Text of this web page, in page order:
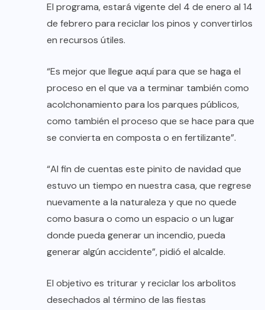
El programa, estará vigente del 4 de enero al 14
de febrero para reciclar los pinos y convertirlos
en recursos útiles.
“Es mejor que llegue aquí para que se haga el
proceso en el que va a terminar también como
acolchonamiento para los parques públicos,
como también el proceso que se hace para que
se convierta en composta o en fertilizante”.
“Al fin de cuentas este pinito de navidad que
estuvo un tiempo en nuestra casa, que regrese
nuevamente a la naturaleza y que no quede
como basura o como un espacio o un lugar
donde pueda generar un incendio, pueda
generar algún accidente”, pidió el alcalde.
El objetivo es triturar y reciclar los arbolitos
desechados al término de las fiestas